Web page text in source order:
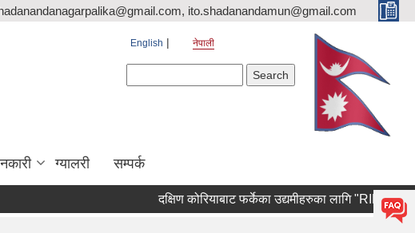
ito.shadanandamun@gmail.com
English नेपाली
ग्यालरी सम्पर्क
दक्षिण कोरियाबाट फर्केका उद्यमीहरुका लागि "RIN